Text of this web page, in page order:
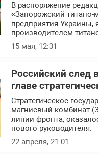
В распоряжение
«Запорожский
предприятия
производителем
15 мая, 12:31
Российский след
главе
Стратегическое
магниевый комбинат
линии фронта,
нового руководителя.
22 апреля, 21:01